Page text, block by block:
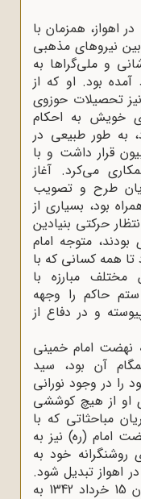
اهواز، همزمان با
نیروهای مذهبی
و ملی‌گراها به
بود. او که از
تحصیلات حوزوی
خویش به احکام
به طور طبیعی در
قرار داشت و با
می‌کرد. آغاز
طرح و تصویب
بود، بسیاری از
حرکتی بنیادین
متوجه امام
همه کسانی که با
مبارزه با
حاکم را وجهه
و در دفاع از
نهضت امام خمینی
آن بود، سید
در وجود نورانی
او از هیچ کوششی
مباحثاتی که با
امام (ره) نیز به
خود به
اهواز تبدیل شود.
حضور فعال و تأثیرگذار وی در جریان 15 خرداد 1342 به